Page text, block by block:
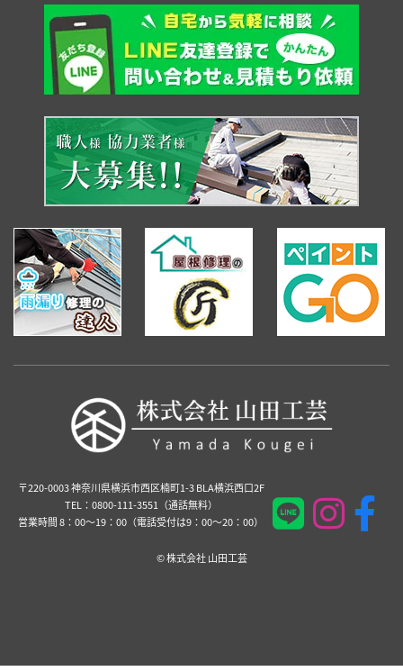
〒220-0003 神奈川県横浜市西区楠町1-3 BLA横浜西口2F
TEL：0800-111-3551（通話無料）
営業時間 8：00～19：00（電話受付は9：00～20：00）
©️ 株式会社 山田工芸